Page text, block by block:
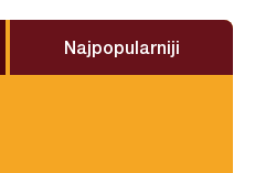
Najpopularniji